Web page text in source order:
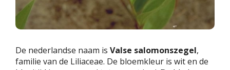
De nederlandse naam is Valse salomonszegel,
familie van de Liliaceae. De bloemkleur is wit en de